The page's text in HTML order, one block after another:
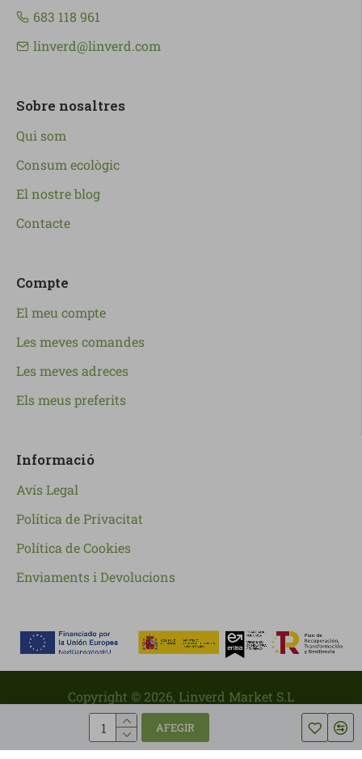
AFEGIR
683 118 961
linverd@linverd.com
Sobre nosaltres
Qui som
Consum ecològic
El nostre blog
Contacte
Compte
El meu compte
Les meves comandes
Les meves adreces
Els meus preferits
Informació
Avís Legal
Política de Privacitat
Política de Cookies
Enviaments i Devolucions
Copyright © 2026, Linverd Market S.L